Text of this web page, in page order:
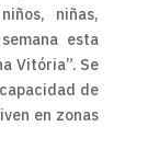
niñas,
esta
Vitória”. Se
de
en zonas